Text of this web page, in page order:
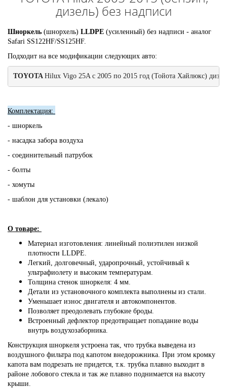
дизель) без надписи
Шноркель (шнорхель) LLDPE (усиленный) без надписи - аналог
Safari SS122HF/SS125HF.
Подходит на все модификации следующих авто:
TOYOTA Hilux Vigo 25A с 2005 по 2015 год (Тойота Хайлюкс)
Комплектация:
- шноркель
- насадка забора воздуха
- соединительный патрубок
- болты
- хомуты
- шаблон для установки (лекало)
О товаре:
Материал изготовления: линейный полиэтилен низкой
плотности LLDPE.
Легкий, долговечный, ударопрочный, устойчивый к
ультрафиолету и высоким температурам.
Толщина стенок шноркеля: 4 мм.
Детали из установочного комплекта выполнены из стали.
Уменьшает износ двигателя и автокомпонентов.
Позволяет преодолевать глубокие броды.
Встроенный дефлектор предотвращает попадание воды
внутрь воздухозаборника.
Конструкция шноркеля устроена так, что трубка выведена из
воздушного фильтра под капотом внедорожника. При этом кромку
капота вам подрезать не придется, т.к. трубка плавно выходит в
районе лобового стекла и так же плавно поднимается на высоту
крыши.